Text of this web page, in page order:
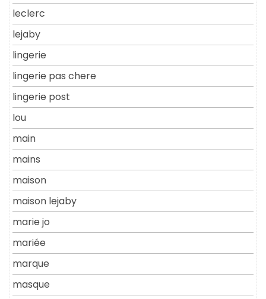
leclerc
lejaby
lingerie
lingerie pas chere
lingerie post
lou
main
mains
maison
maison lejaby
marie jo
mariée
marque
masque